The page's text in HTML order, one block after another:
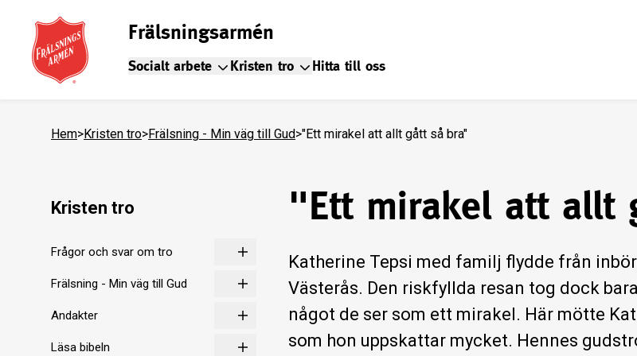
Frälsningsarmén
Socialt arbete Kristen tro Hitta till oss
Hem>Kristen tro>Frälsning - Min väg till Gud>"Ett mirakel att allt gått så bra"
Kristen tro
Frågor och svar om tro
Frälsning - Min väg till Gud
Andakter
Läsa bibeln
"Ett mirakel att allt
Katherine Tepsi med familj flydde från
Västerås. Den riskfyllda resan tog dock
något de ser som ett mirakel. Här mötte
som hon uppskattar mycket. Hennes